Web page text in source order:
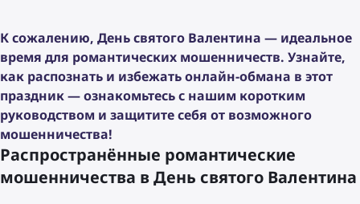
К сожалению, День святого Валентина — идеальное
время для романтических мошенничеств. Узнайте,
как распознать и избежать онлайн-обмана в этот
праздник — ознакомьтесь с нашим коротким
руководством и защитите себя от возможного
мошенничества!
Распространённые романтические
мошенничества в День святого Валентина